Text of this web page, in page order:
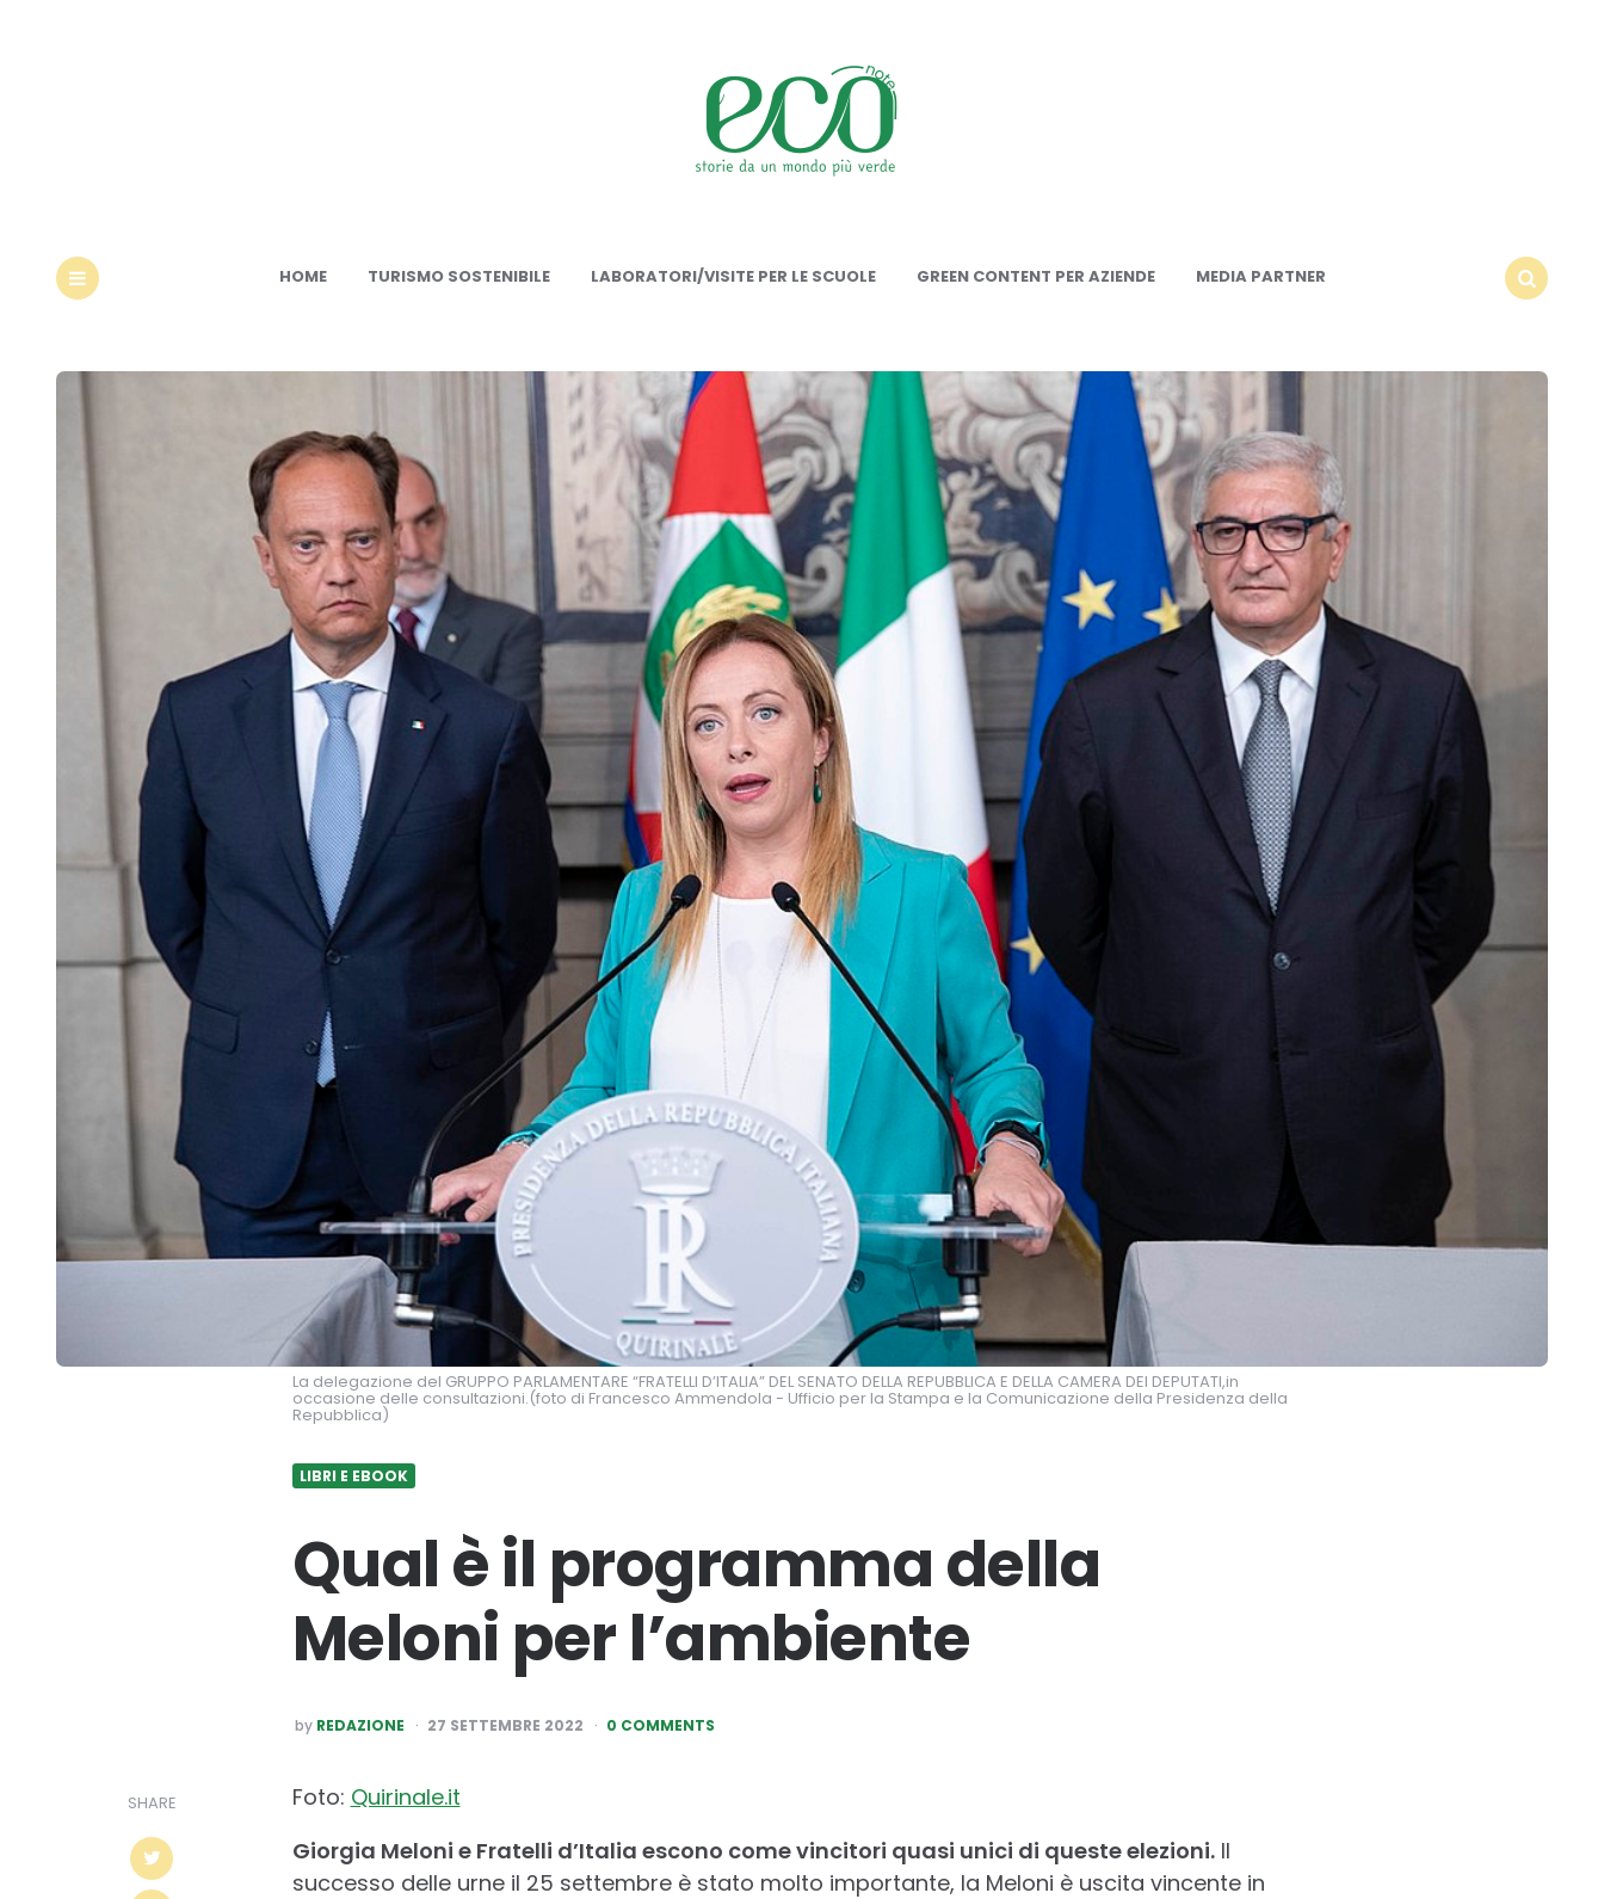
HOME TURISMO SOSTENIBILE LABORATORI/VISITE PER LE SCUOLE GREEN CONTENT PER AZIENDE
MEDIA PARTNER
La delegazione del GRUPPO PARLAMENTARE “FRATELLI D’ITALIA” DEL SENATO DELLA REPUBBLICA E DELLA CAMERA DEI DEPUTATI,in
occasione delle consultazioni.(foto di Francesco Ammendola - Ufficio per la Stampa e la Comunicazione della Presidenza della
Repubblica)
LIBRI E EBOOK
Qual è il programma della
Meloni per l’ambiente
POSTED
BY
by REDAZIONE 27 SETTEMBRE 2022 0 COMMENTS
SHARE Foto: Quirinale.it
Giorgia Meloni e Fratelli d’Italia escono come vincitori quasi unici di queste elezioni.Il
successo delle urne il 25 settembre è stato molto importante, la Meloni è uscita vincente in